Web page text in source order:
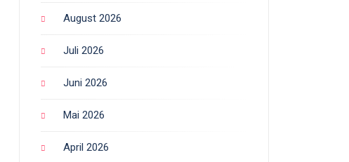
August 2026
Juli 2026
Juni 2026
Mai 2026
April 2026